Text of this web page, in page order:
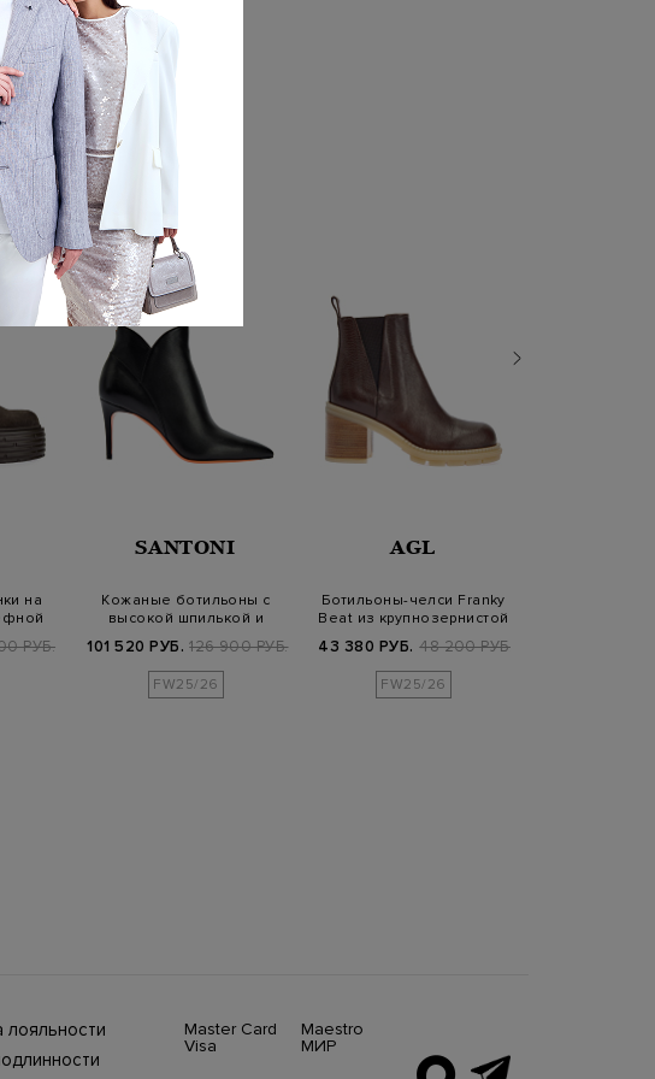
Черный
8045836 a1189
каблука (см): 7.5
по стельке (см): 26
на
РУБ.
SANTONI
Кожаные ботильоны с
высокой шпилькой и
101 520 РУБ. 126 900 РУБ.
FW25/26
AGL
Ботильоны-челси Franky
Beat из крупнозернистой
43 380 РУБ. 48 200 РУБ.
FW25/26
лояльности
Master Card
Visa
Maestro
МИР